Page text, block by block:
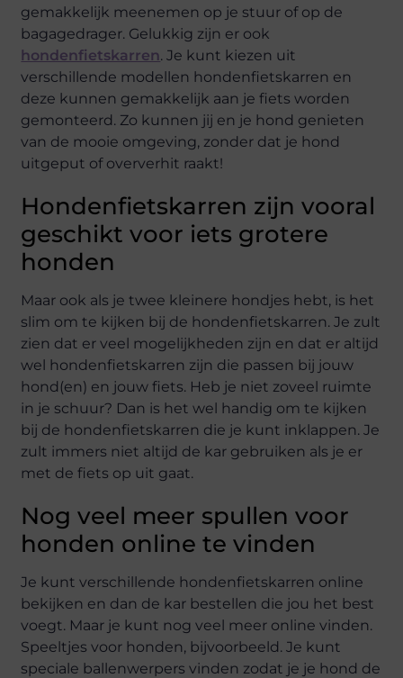
gemakkelijk meenemen op je stuur of op de
bagagedrager. Gelukkig zijn er ook
hondenfietskarren. Je kunt kiezen uit
verschillende modellen hondenfietskarren en
deze kunnen gemakkelijk aan je fiets worden
gemonteerd. Zo kunnen jij en je hond genieten
van de mooie omgeving, zonder dat je hond
uitgeput of oververhit raakt!
Hondenfietskarren zijn vooral
geschikt voor iets grotere
honden
Maar ook als je twee kleinere hondjes hebt, is het
slim om te kijken bij de hondenfietskarren. Je zult
zien dat er veel mogelijkheden zijn en dat er altijd
wel hondenfietskarren zijn die passen bij jouw
hond(en) en jouw fiets. Heb je niet zoveel ruimte
in je schuur? Dan is het wel handig om te kijken
bij de hondenfietskarren die je kunt inklappen. Je
zult immers niet altijd de kar gebruiken als je er
met de fiets op uit gaat.
Nog veel meer spullen voor
honden online te vinden
Je kunt verschillende hondenfietskarren online
bekijken en dan de kar bestellen die jou het best
voegt. Maar je kunt nog veel meer online vinden.
Speeltjes voor honden, bijvoorbeeld. Je kunt
speciale ballenwerpers vinden zodat je je hond de